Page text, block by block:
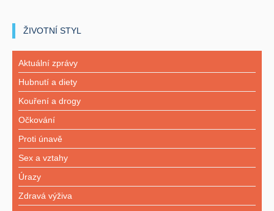
ŽIVOTNÍ STYL
Aktuální zprávy
Hubnutí a diety
Kouření a drogy
Očkování
Proti únavě
Sex a vztahy
Úrazy
Zdravá výživa